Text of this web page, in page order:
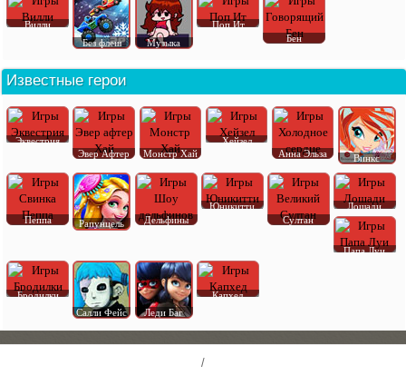
Вилли
Без флеш
Музыка
Поп Ит
Бен
Известные герои
Эквестрия
Эвер Афтер
Монстр Хай
Хейзел
Анна Эльза
Винкс
Пеппа Рапунцель Дельфины
Юникитти
Султан
Лошади
Папа Луи
Бродилки
Салли Фейс
Леди Баг
Капхед
/